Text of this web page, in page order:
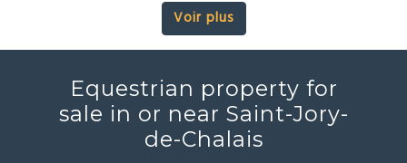
Voir plus
Equestrian property for
sale in or near Saint-Jory-
de-Chalais